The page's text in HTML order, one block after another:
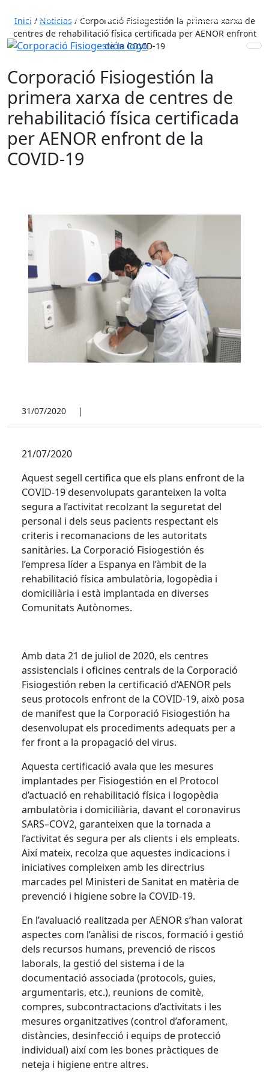
653 772 111 931 890 441 910 820 032
Inici / Noticias / Corporació Fisiogestión la primera xarxa de
centres de rehabilitació física certificada per AENOR enfront
de la COVID-19
Corporació Fisiogestión la
primera xarxa de centres de
rehabilitació física certificada
per AENOR enfront de la
COVID-19
31/07/2020 |
21/07/2020
Aquest segell certifica que els plans enfront de la
COVID-19 desenvolupats garanteixen la volta
segura a l’activitat recolzant la seguretat del
personal i dels seus pacients respectant els
criteris i recomanacions de les autoritats
sanitàries. La Corporació Fisiogestión és
l’empresa líder a Espanya en l’àmbit de la
rehabilitació física ambulatòria, logopèdia i
domiciliària i està implantada en diverses
Comunitats Autònomes.
Amb data 21 de juliol de 2020, els centres
assistencials i oficines centrals de la Corporació
Fisiogestión reben la certificació d’AENOR pels
seus protocols enfront de la COVID-19, això posa
de manifest que la Corporació Fisiogestión ha
desenvolupat els procediments adequats per a
fer front a la propagació del virus.
Aquesta certificació avala que les mesures
implantades per Fisiogestión en el Protocol
d’actuació en rehabilitació física i logopèdia
ambulatòria i domiciliària, davant el coronavirus
SARS–COV2, garanteixen que la tornada a
l’activitat és segura per als clients i els empleats.
Així mateix, recolza que aquestes indicacions i
iniciatives compleixen amb les directrius
marcades pel Ministeri de Sanitat en matèria de
prevenció i higiene sobre la COVID-19.
En l’avaluació realitzada perAENORs’han valorat
aspectes com l’anàlisi de riscos, formació i gestió
dels recursos humans, prevenció de riscos
laborals, la gestió del sistema i de la
documentació associada (protocols, guies,
argumentaris, etc.), reunions de comitè,
compres, subcontractacions d’activitats i les
mesures organitzatives (control d’aforament,
distàncies, desinfecció i equips de protecció
individual) així com les bones pràctiques de
neteja i higiene entre altres.